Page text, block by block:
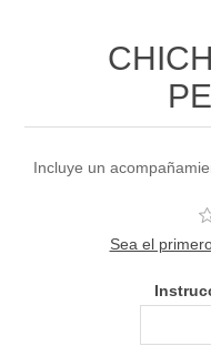
Incluye un
Sea el